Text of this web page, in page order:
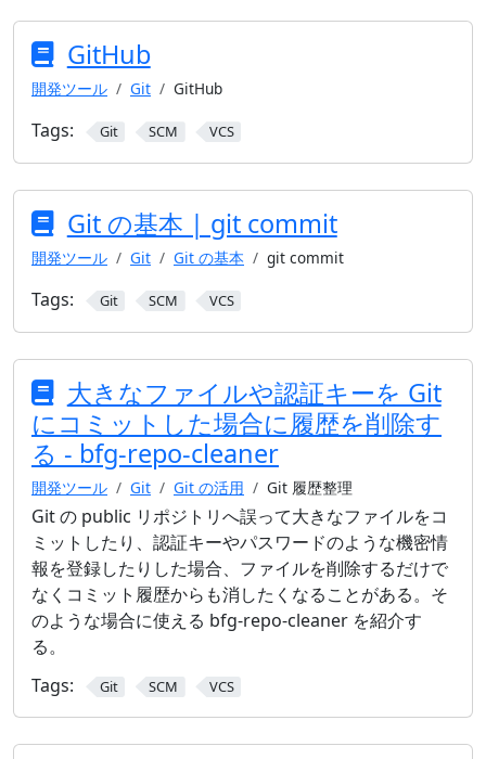
GitHub
開発ツール Git GitHub
Tags: Git SCM VCS
Git の基本 | git commit
開発ツール Git Git の基本 git commit
Tags: Git SCM VCS
大きなファイルや認証キーを Git
にコミットした場合に履歴を削除す
る - bfg-repo-cleaner
開発ツール Git Git の活用 Git 履歴整理
Git の public リポジトリへ誤って大きなファイルをコ
ミットしたり、認証キーやパスワードのような機密情
報を登録したりした場合、ファイルを削除するだけで
なくコミット履歴からも消したくなることがある。そ
のような場合に使える bfg-repo-cleaner を紹介す
る。
Tags:
Git SCM VCS